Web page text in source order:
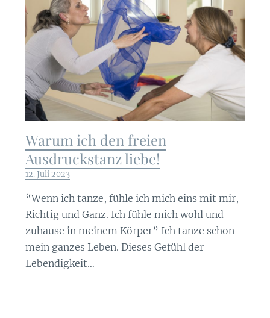
Warum ich den freien
Ausdruckstanz liebe!
12. Juli 2023
“Wenn ich tanze, fühle ich mich eins mit mir,
Richtig und Ganz. Ich fühle mich wohl und
zuhause in meinem Körper” Ich tanze schon
mein ganzes Leben. Dieses Gefühl der
Lebendigkeit…